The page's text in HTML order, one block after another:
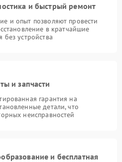
и быстрый ремонт
и опыт позволяют провести
в кратчайшие
устройства
и запчасти
гарантия на
детали, что
неисправностей
и бесплатная